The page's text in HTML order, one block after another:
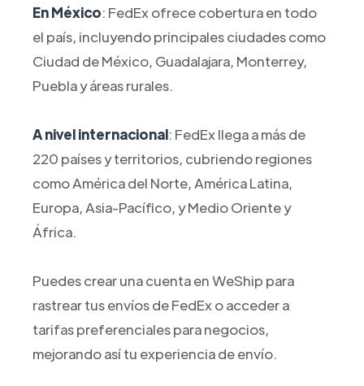
En México: FedEx ofrece cobertura en todo
el país, incluyendo principales ciudades como
Ciudad de México, Guadalajara, Monterrey,
Puebla y áreas rurales.
A nivel internacional: FedEx llega a más de
220 países y territorios, cubriendo regiones
como América del Norte, América Latina,
Europa, Asia-Pacífico, y Medio Oriente y
África.
Puedes crear una cuenta en WeShip para
rastrear tus envíos de FedEx o acceder a
tarifas preferenciales para negocios,
mejorando así tu experiencia de envío.